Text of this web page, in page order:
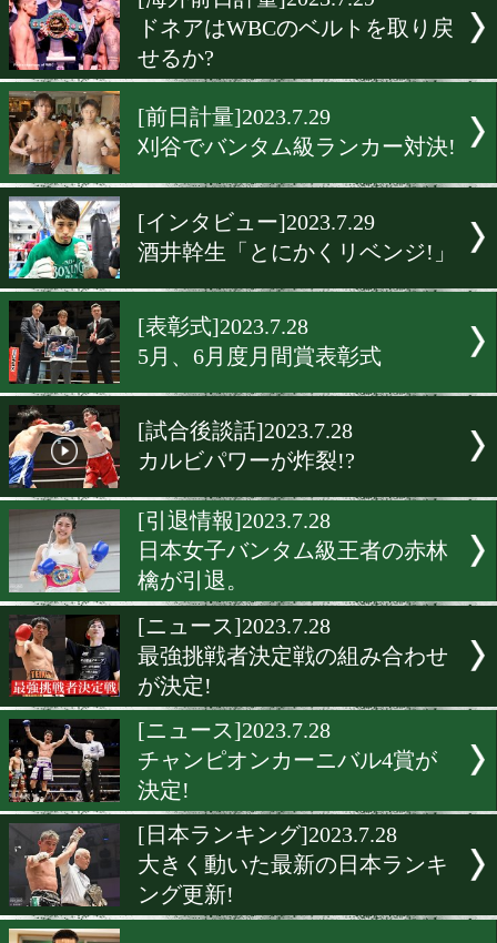
[海外試合結果]2023.7.30
ドネアは世界王座に返り咲
のかー
[世界戦前日計量]2023.7.29
スペンスとクロフォードが
4団体統一戦
[海外前日計量]2023.7.29
ドネアはWBCのベルトを
せるか?
[前日計量]2023.7.29
刈谷でバンタム級ランカー
[インタビュー]2023.7.29
酒井幹生「とにかくリベン
[表彰式]2023.7.28
5月、6月度月間賞表彰式
[試合後談話]2023.7.28
カルビパワーが炸裂!?